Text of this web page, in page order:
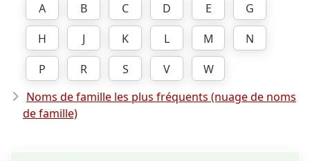
A
B C D E
G
H
J K L M
N
P
R S V
W
Noms de famille les plus fréquents (nuage de noms
de famille)